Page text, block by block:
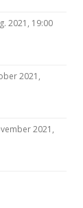
2021, 19:00
2021,
2021,